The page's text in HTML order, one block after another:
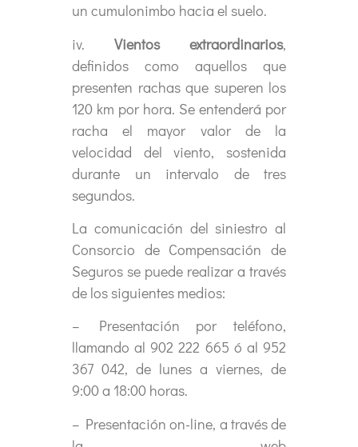
un cumulonimbo hacia el suelo.
iv. Vientos extraordinarios,
definidos como aquellos que
presenten rachas que superen los
120 km por hora. Se entenderá por
racha el mayor valor de la
velocidad del viento, sostenida
durante un intervalo de tres
segundos.
La comunicación del siniestro al
Consorcio de Compensación de
Seguros se puede realizar a través
de los siguientes medios:
– Presentación por teléfono,
llamando al 902 222 665 ó al 952
367 042, de lunes a viernes, de
9:00 a 18:00 horas.
– Presentación on-line, a través de